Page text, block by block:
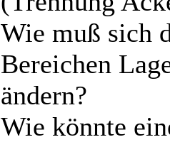
Wie muß sich
Bereichen
ändern?
Wie könnte